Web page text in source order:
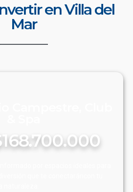
en Villa del
Mar